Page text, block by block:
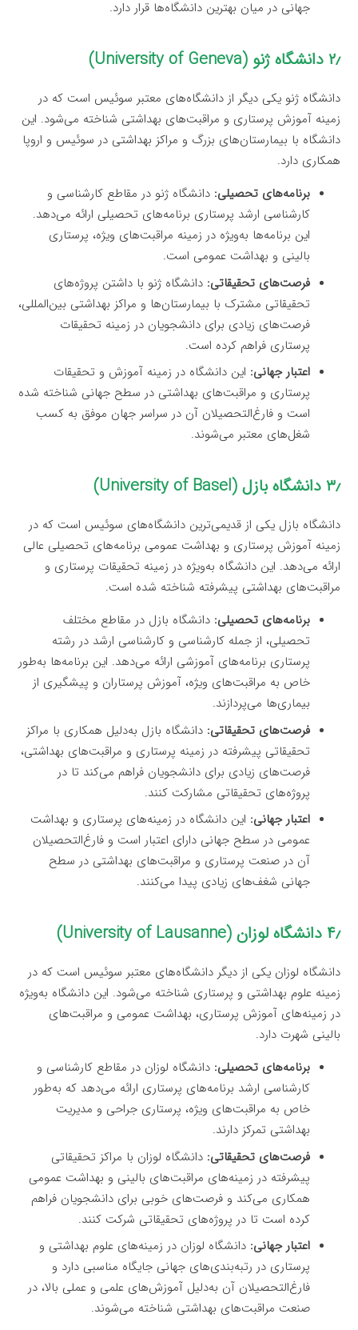
جهانی در میان بهترین دانشگاه‌ها قرار دارد.
۲٫ دانشگاه ژنو (University of Geneva)
دانشگاه ژنو یکی دیگر از دانشگاه‌های معتبر سوئیس است که در
زمینه آموزش پرستاری و مراقبت‌های بهداشتی شناخته می‌شود. این
دانشگاه با بیمارستان‌های بزرگ و مراکز بهداشتی در سوئیس و اروپا
همکاری دارد.
برنامه‌های تحصیلی: دانشگاه ژنو در مقاطع کارشناسی و
کارشناسی ارشد پرستاری برنامه‌های تحصیلی ارائه می‌دهد.
این برنامه‌ها به‌ویژه در زمینه مراقبت‌های ویژه، پرستاری
بالینی و بهداشت عمومی است.
فرصت‌های تحقیقاتی: دانشگاه ژنو با داشتن پروژه‌های
تحقیقاتی مشترک با بیمارستان‌ها و مراکز بهداشتی بین‌المللی،
فرصت‌های زیادی برای دانشجویان در زمینه تحقیقات
پرستاری فراهم کرده است.
اعتبار جهانی: این دانشگاه در زمینه آموزش و تحقیقات
پرستاری و مراقبت‌های بهداشتی در سطح جهانی شناخته شده
است و فارغ‌التحصیلان آن در سراسر جهان موفق به کسب
شغل‌های معتبر می‌شوند.
۳٫ دانشگاه بازل (University of Basel)
دانشگاه بازل یکی از قدیمی‌ترین دانشگاه‌های سوئیس است که در
زمینه آموزش پرستاری و بهداشت عمومی برنامه‌های تحصیلی عالی
ارائه می‌دهد. این دانشگاه به‌ویژه در زمینه تحقیقات پرستاری و
مراقبت‌های بهداشتی پیشرفته شناخته شده است.
برنامه‌های تحصیلی: دانشگاه بازل در مقاطع مختلف
تحصیلی، از جمله کارشناسی و کارشناسی ارشد در رشته
پرستاری برنامه‌های آموزشی ارائه می‌دهد. این برنامه‌ها به‌طور
خاص به مراقبت‌های ویژه، آموزش پرستاران و پیشگیری از
بیماری‌ها می‌پردازند.
فرصت‌های تحقیقاتی: دانشگاه بازل به‌دلیل همکاری با مراکز
تحقیقاتی پیشرفته در زمینه پرستاری و مراقبت‌های بهداشتی،
فرصت‌های زیادی برای دانشجویان فراهم می‌کند تا در
پروژه‌های تحقیقاتی مشارکت کنند.
اعتبار جهانی: این دانشگاه در زمینه‌های پرستاری و بهداشت
عمومی در سطح جهانی دارای اعتبار است و فارغ‌التحصیلان
آن در صنعت پرستاری و مراقبت‌های بهداشتی در سطح
جهانی شغف‌های زیادی پیدا می‌کنند.
۴٫ دانشگاه لوزان (University of Lausanne)
دانشگاه لوزان یکی از دیگر دانشگاه‌های معتبر سوئیس است که در
زمینه علوم بهداشتی و پرستاری شناخته می‌شود. این دانشگاه به‌ویژه
در زمینه‌های آموزش پرستاری، بهداشت عمومی و مراقبت‌های
بالینی شهرت دارد.
برنامه‌های تحصیلی: دانشگاه لوزان در مقاطع کارشناسی و
کارشناسی ارشد برنامه‌های پرستاری ارائه می‌دهد که به‌طور
خاص به مراقبت‌های ویژه، پرستاری جراحی و مدیریت
بهداشتی تمرکز دارند.
فرصت‌های تحقیقاتی: دانشگاه لوزان با مراکز تحقیقاتی
پیشرفته در زمینه‌های مراقبت‌های بالینی و بهداشت عمومی
همکاری می‌کند و فرصت‌های خوبی برای دانشجویان فراهم
کرده است تا در پروژه‌های تحقیقاتی شرکت کنند.
اعتبار جهانی: دانشگاه لوزان در زمینه‌های علوم بهداشتی و
پرستاری در رتبه‌بندی‌های جهانی جایگاه مناسبی دارد و
فارغ‌التحصیلان آن به‌دلیل آموزش‌های علمی و عملی بالا، در
صنعت مراقبت‌های بهداشتی شناخته می‌شوند.